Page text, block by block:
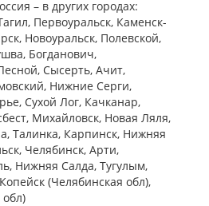
– в других городах:
Первоуральск, Каменск-
Новоуральск, Полевской,
Богданович,
Сысерть, Ачит,
Нижние Cерги,
Сухой Лог, Качканар,
Михайловск, Новая Ляля,
Талинка, Карпинск, Нижняя
Челябинск, Арти,
Нижняя Салда, Тугулым,
(Челябинская обл),